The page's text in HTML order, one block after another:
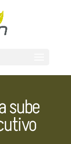
sube